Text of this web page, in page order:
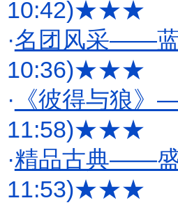
10:42)★★★
·名团风采——蓝
10:36)★★★
· 《彼得与狼
11:58)★★★
·精品古典——盛
11:53)★★★